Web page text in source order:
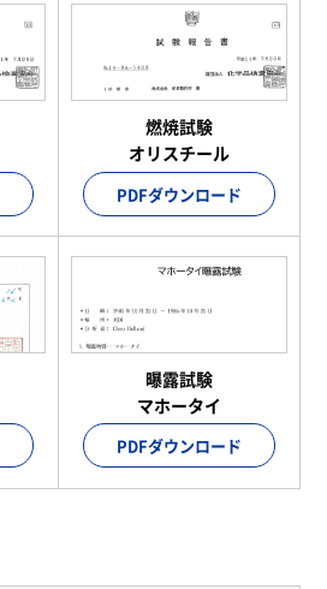
燃焼試験
オリスチール
PDFダウンロード
曝露試験
マホータイ
PDFダウンロード